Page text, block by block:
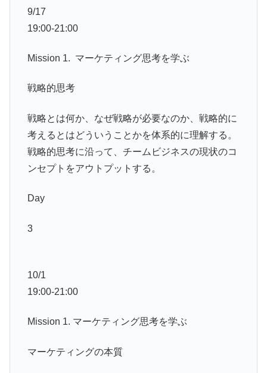
9/17
19:00-21:00
Mission 1. マーケティング思考を学ぶ
戦略的思考
戦略とは何か、なぜ戦略が必要なのか、戦略的に
考えるとはどういうことかを体系的に理解する。
戦略的思考に沿って、チームビジネスの現状のコ
ンセプトをアウトプットする。
Day
3
10/1
19:00-21:00
Mission 1. マーケティング思考を学ぶ
マーケティングの本質